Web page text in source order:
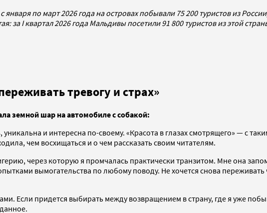
по март 2026 года на островах побывали 75 200 туристов из
за I квартал 2026 года Мальдивы посетили 91 800 туристов из этой
тревогу и страх»
земной шар на автомобиле с собакой:
и интересна по-своему. «Красота в глазах смотрящего» — с
чем восхищаться и о чем рассказать своим читателям.
через которую я промчалась практически транзитом. Мне она
вымогательства по любому поводу. Не хочется снова переживать
Если придется выбирать между возвращением в страну, где я уже